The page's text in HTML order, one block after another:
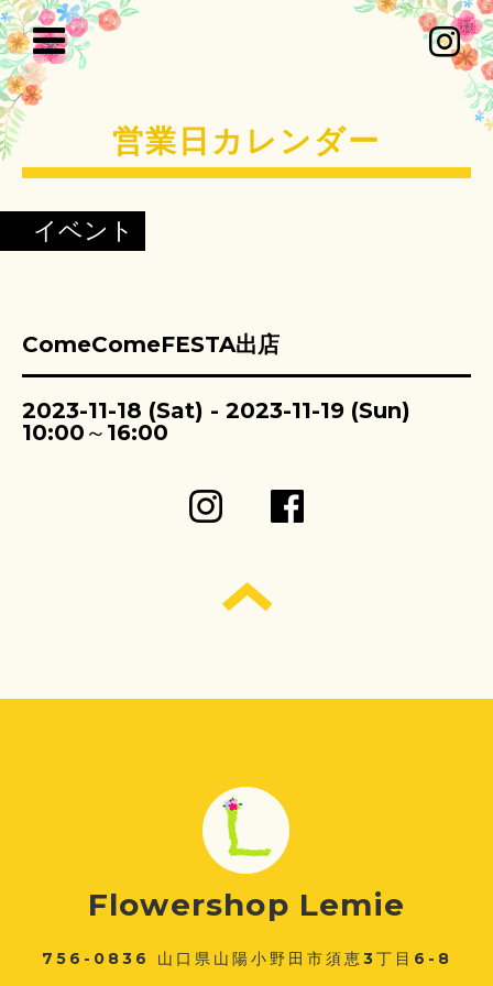
営業日カレンダー
イベント
ComeComeFESTA出店
2023-11-18 (Sat) - 2023-11-19 (Sun)
10:00～16:00
Flowershop Lemie
756-0836 山口県山陽小野田市須恵3丁目6-8